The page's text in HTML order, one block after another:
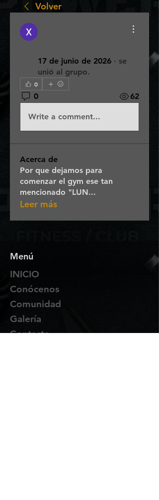
Volver
17 de junio de 2026 · se
unió al grupo.
0
0 62
Write a comment...
Acerca de
Por que dejamos para
comenzar el gym ese tan
mencionado "LUN...
Leer más
Menú
INICIO
Conócenos
Comunidad
Galería
Contacto